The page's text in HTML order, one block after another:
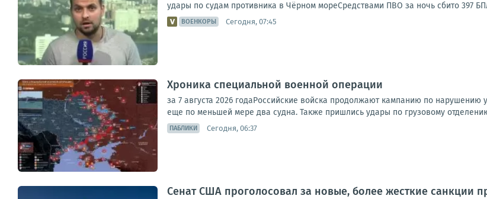
удары по судам противника в Чёрном мореСредствами ПВО за ночь сбито 397
ВОЕНКОРЫ Сегодня, 07:45
Хроника специальной военной операции
за 7 августа 2026 годаРоссийские войска продолжают кампанию по нарушению
еще по меньшей мере два судна. Также пришлись удары по грузовому
ПАБЛИКИ Сегодня, 06:37
Сенат США проголосовал за новые, более жесткие санкции